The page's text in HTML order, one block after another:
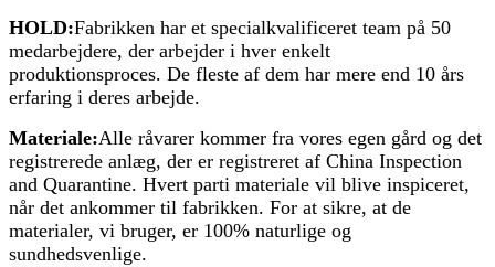
HOLD:Fabrikken har et specialkvalificeret team på 50
medarbejdere, der arbejder i hver enkelt
produktionsproces. De fleste af dem har mere end 10 års
erfaring i deres arbejde.
Materiale:Alle råvarer kommer fra vores egen gård og det
registrerede anlæg, der er registreret af China Inspection
and Quarantine. Hvert parti materiale vil blive inspiceret,
når det ankommer til fabrikken. For at sikre, at de
materialer, vi bruger, er 100% naturlige og
sundhedsvenlige.